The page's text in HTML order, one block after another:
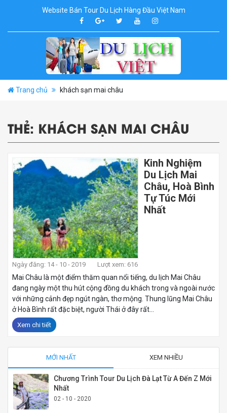
Website Bán Tour Du Lịch Hàng Đầu Việt Nam
Trang chủ khách sạn mai châu
THẺ: KHÁCH SẠN MAI CHÂU
Kinh Nghiệm
Du Lịch Mai
Châu, Hoà Bình
Tự Túc Mới
Nhất
Ngày đăng: 14 - 10 - 2019 Lượt xem: 616
Mai Châu là một điểm thăm quan nổi tiếng, du lịch Mai Châu
đang ngày một thu hút cộng đồng du khách trong và ngoài nước
với những cảnh đẹp ngút ngàn, thơ mộng. Thung lũng Mai Châu
ở Hoà Bình rất đặc biệt, người Thái ở đây rất...
Xem chi tiết
MỚI NHẤT XEM NHIỀU
Chương Trình Tour Du Lịch Đà Lạt Từ A Đến Z Mới
Nhất
02 - 10 - 2020